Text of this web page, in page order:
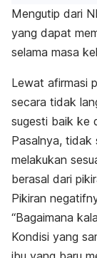
Mengutip dari
yang dapat
selama masa
Lewat afirmasi
secara tidak
sugesti baik ke
Pasalnya, tidak
melakukan
berasal dari
Pikiran
“Bagaimana
Kondisi yang